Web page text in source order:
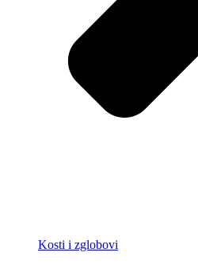
Kosti i zglobovi